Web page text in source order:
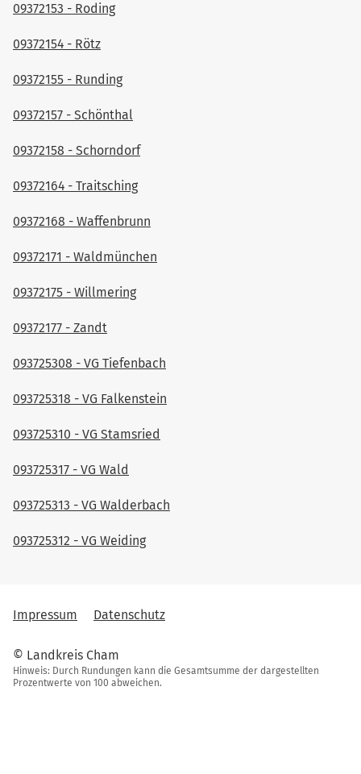
09372153 - Roding
09372154 - Rötz
09372155 - Runding
09372157 - Schönthal
09372158 - Schorndorf
09372164 - Traitsching
09372168 - Waffenbrunn
09372171 - Waldmünchen
09372175 - Willmering
09372177 - Zandt
093725308 - VG Tiefenbach
093725318 - VG Falkenstein
093725310 - VG Stamsried
093725317 - VG Wald
093725313 - VG Walderbach
093725312 - VG Weiding
Impressum Datenschutz
© Landkreis Cham
Hinweis: Durch Rundungen kann die Gesamtsumme der dargestellten
Prozentwerte von 100 abweichen.